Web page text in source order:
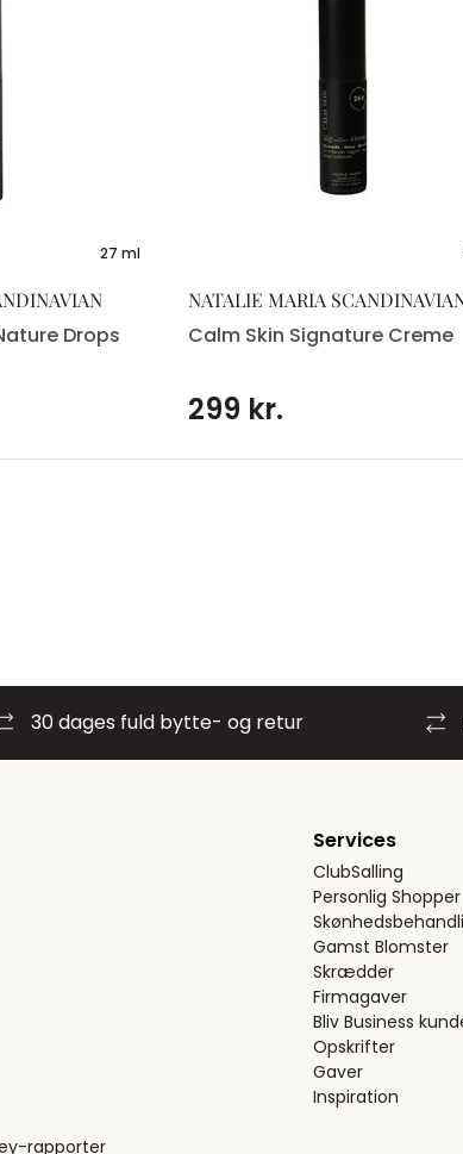
27 ml
Drops
NATALIE MARIA
Calm Skin Signature Creme
299 kr.
30 dages fuld bytte- og retur
rapporter
Services
ClubSalling
Personlig Shopper
Gamst Blomster
Skrædder
Firmagaver
Bliv Business
Opskrifter
Gaver
Inspiration